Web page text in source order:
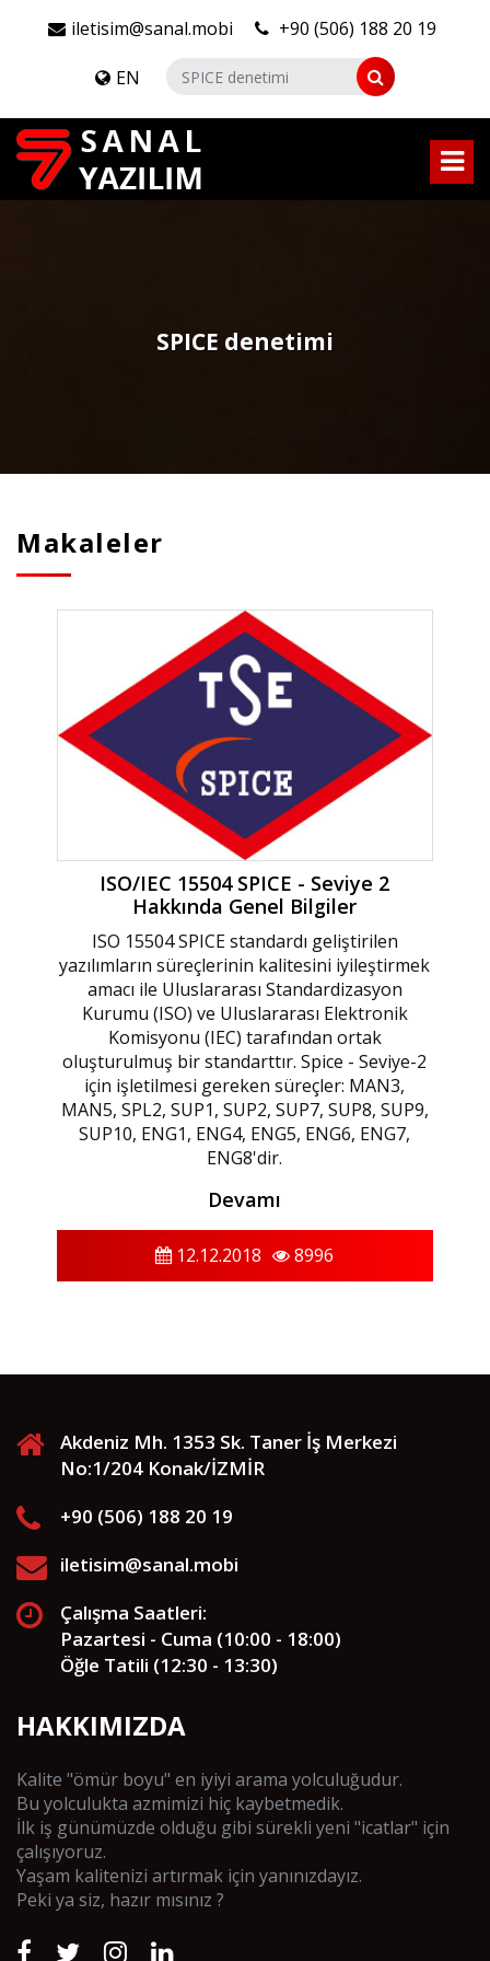
iletisim@sanal.mobi +90 (506) 188 20 19
EN
SPICE denetimi
Makaleler
ISO/IEC 15504 SPICE - Seviye 2
Hakkında Genel Bilgiler
ISO 15504 SPICE standardı geliştirilen
yazılımların süreçlerinin kalitesini iyileştirmek
amacı ile Uluslararası Standardizasyon
Kurumu (ISO) ve Uluslararası Elektronik
Komisyonu (IEC) tarafından ortak
oluşturulmuş bir standarttır. Spice - Seviye-2
için işletilmesi gereken süreçler: MAN3,
MAN5, SPL2, SUP1, SUP2, SUP7, SUP8, SUP9,
SUP10, ENG1, ENG4, ENG5, ENG6, ENG7,
ENG8'dir.
Devamı
12.12.2018 8996
Akdeniz Mh. 1353 Sk. Taner İş Merkezi
No:1/204 Konak/İZMİR
+90 (506) 188 20 19
iletisim@sanal.mobi
Çalışma Saatleri:
Pazartesi - Cuma (10:00 - 18:00)
Öğle Tatili (12:30 - 13:30)
HAKKIMIZDA
Kalite "ömür boyu" en iyiyi arama yolculuğudur.
Bu yolculukta azmimizi hiç kaybetmedik.
İlk iş günümüzde olduğu gibi sürekli yeni "icatlar" için
çalışıyoruz.
Yaşam kalitenizi artırmak için yanınızdayız.
Peki ya siz, hazır mısınız ?